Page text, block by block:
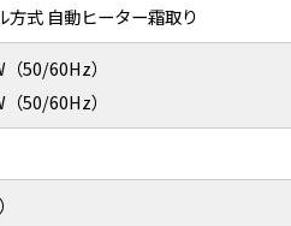
方式 自動ヒーター霜取り
50/60Hz）
50/60Hz）